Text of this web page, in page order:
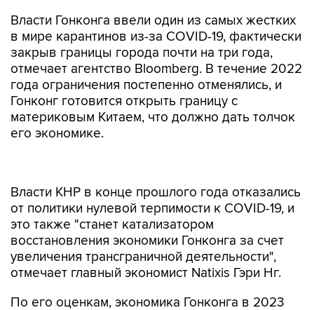
Власти Гонконга ввели один из самых жестких
в мире карантинов из-за COVID-19, фактически
закрыв границы города почти на три года,
отмечает агентство Bloomberg. В течение 2022
года ограничения постепенно отменялись, и
Гонконг готовится открыть границу с
материковым Китаем, что должно дать толчок
его экономике.
это также "станет катализатором
восстановления экономики Гонконга за счет
увеличения трансграничной деятельности",
отмечает главный экономист Natixis Гэри Нг.
По его оценкам, экономика Гонконга в 2023